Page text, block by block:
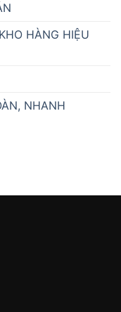
HÀNG HIỆU
NHANH